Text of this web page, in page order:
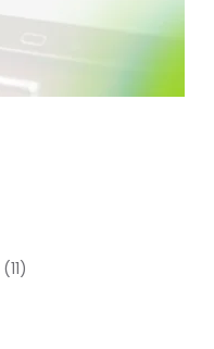
(11)